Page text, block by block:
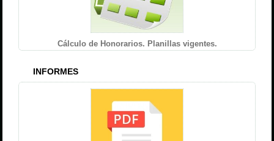
Cálculo de Honorarios. Planillas vigentes.
INFORMES